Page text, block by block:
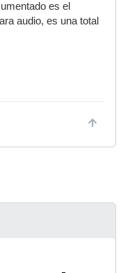
es el
audio, es una total